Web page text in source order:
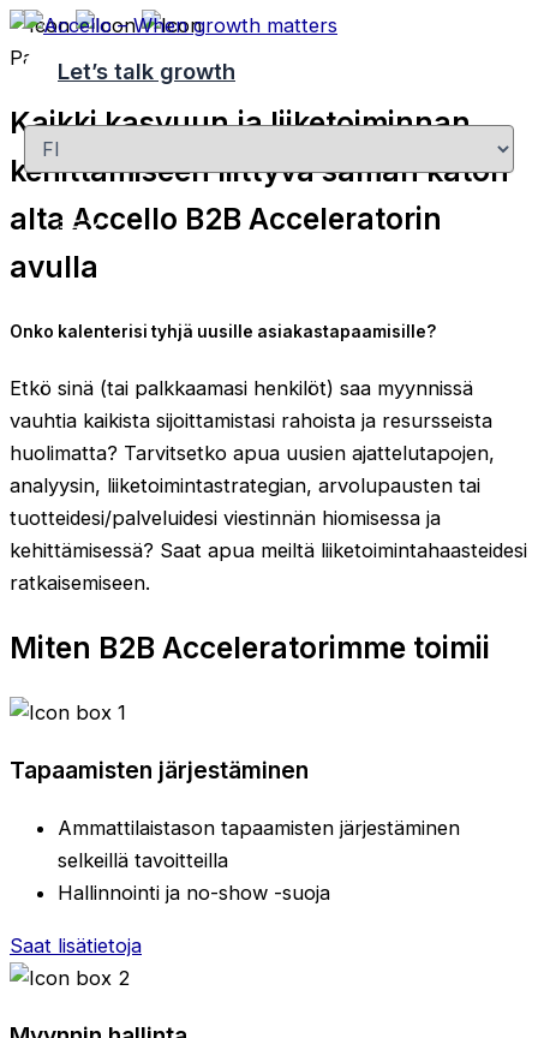
Siirry
sisältöön
Let’s talk growth
Valitse
kieli
Palvelut
Kaikki kasvuun ja liiketoiminnan
kehittämiseen liittyvä saman katon
alta Accello B2B Acceleratorin
avulla
Onko kalenterisi tyhjä uusille asiakastapaamisille?
Etkö sinä (tai palkkaamasi henkilöt) saa myynnissä
vauhtia kaikista sijoittamistasi rahoista ja resursseista
huolimatta? Tarvitsetko apua uusien ajattelutapojen,
analyysin, liiketoimintastrategian, arvolupausten tai
tuotteidesi/palveluidesi viestinnän hiomisessa ja
kehittämisessä? Saat apua meiltä liiketoimintahaasteidesi
ratkaisemiseen.
Miten B2B Acceleratorimme toimii
Tapaamisten järjestäminen
Ammattilaistason tapaamisten järjestäminen
selkeillä tavoitteilla
Hallinnointi ja no-show -suoja
Saat lisätietoja